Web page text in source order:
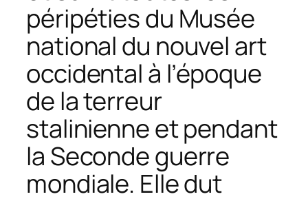
péripéties du Musée
national du nouvel art
occidental à l’époque
de la terreur
stalinienne et pendant
la Seconde guerre
mondiale. Elle dut